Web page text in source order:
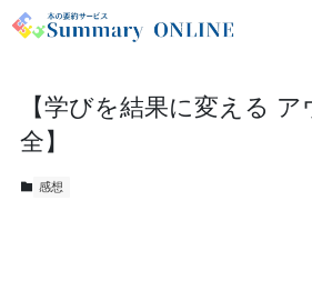
【学びを結果に変える
全】
感想